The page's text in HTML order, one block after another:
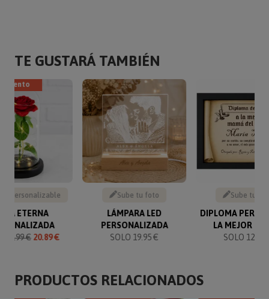
TE GUSTARÁ TAMBIÉN
personalizable
ETERNA
21.99 € 20.89 €
Sube tu foto
LÁMPARA LED
PERSONALIZADA
SOLO 19.95 €
Sube tu
DIPLOMA
LA MEJOR
SOLO 12.90
PRODUCTOS RELACIONADOS